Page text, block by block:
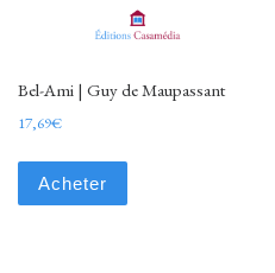
Bel-Ami | Guy de Maupassant
17,69€
Acheter